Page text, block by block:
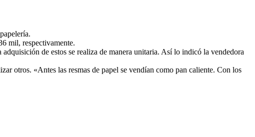
mil, respectivamente.
de estos se realiza de manera unitaria. Así lo indicó la vendedora
otros. «Antes las resmas de papel se vendían como pan caliente. Con los